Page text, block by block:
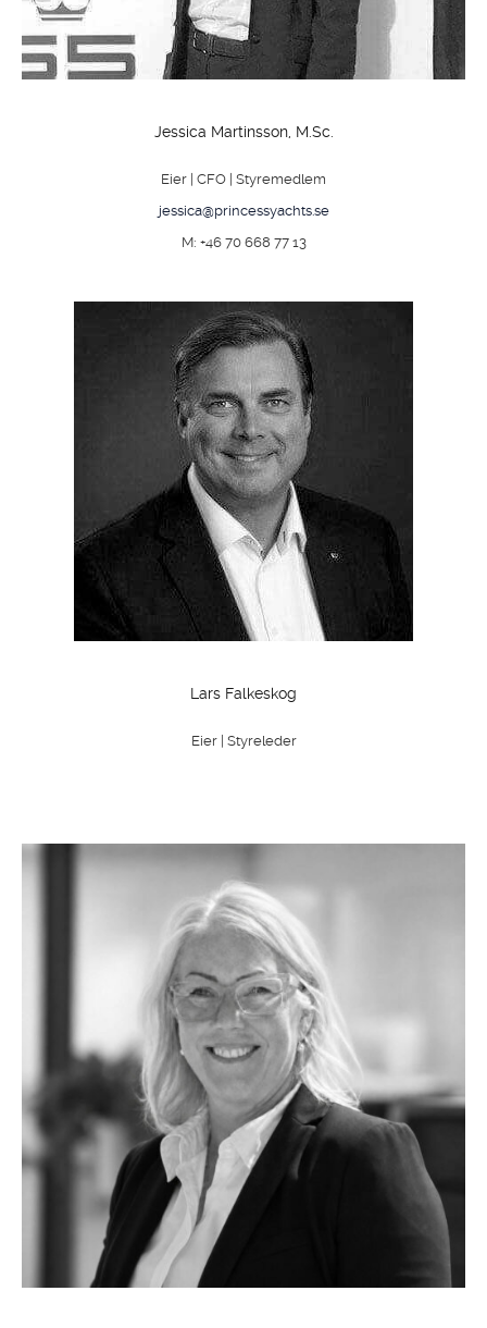
Jessica Martinsson, M.Sc.
Eier | CFO | Styremedlem
jessica@princessyachts.se
M: +46 70 668 77 13
Lars Falkeskog
Eier | Styreleder